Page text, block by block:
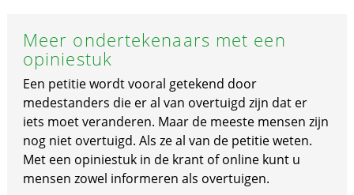
Meer ondertekenaars met een
opiniestuk
Een petitie wordt vooral getekend door
medestanders die er al van overtuigd zijn dat er
iets moet veranderen. Maar de meeste mensen zijn
nog niet overtuigd. Als ze al van de petitie weten.
Met een opiniestuk in de krant of online kunt u
mensen zowel informeren als overtuigen.